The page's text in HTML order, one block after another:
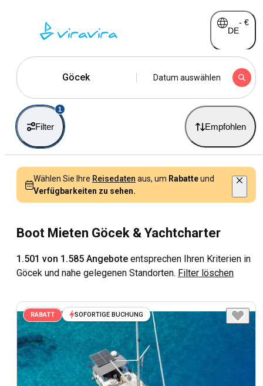
DE
- €
Göcek Datum auswählen
Filter
1
Empfohlen
Wählen Sie Ihre Reisedaten aus, um Rabatteund
Verfügbarkeiten zu sehen.
Boot Mieten Göcek & Yachtcharter
1.501 von 1.585 Angebote entsprechen Ihren Kriterien in
Göcek und nahe gelegenen Standorten. Filter löschen
RABATT SOFORTIGE BUCHUNG